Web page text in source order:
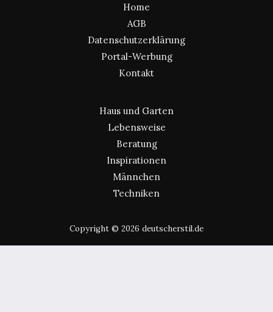
Home
AGB
Datenschutzerklärung
Portal-Werbung
Kontakt
Haus und Garten
Lebensweise
Beratung
Inspirationen
Männchen
Techniken
Copyright © 2026 deutscherstil.de